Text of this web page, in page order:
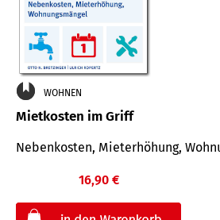
WOHNEN
Mietkosten im Griff
Nebenkosten, Mieterhöhung,
16,90 €